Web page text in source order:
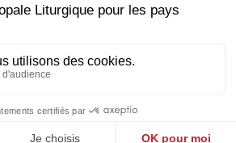
puissant, tu es la lumière de toutes
qui ne finit pas ; dès le matin de
la nuit du péché, illumine nos